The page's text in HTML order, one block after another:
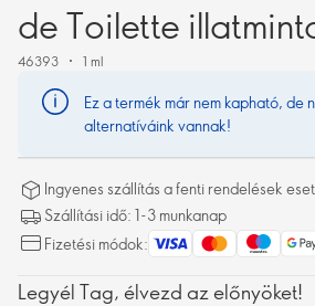
de Toilette
46393 1 ml
Ez a termék már nem kapható, de
alternatíváink vannak!
Ingyenes szállítás a fenti rendelések
Szállítási idő: 1-3 munkanap
Fizetési módok:
Legyél Tag, élvezd az előnyöket!